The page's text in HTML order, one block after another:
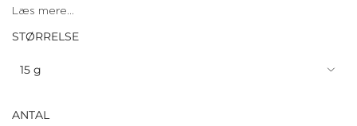
Læs mere...
STØRRELSE
15 g
ANTAL